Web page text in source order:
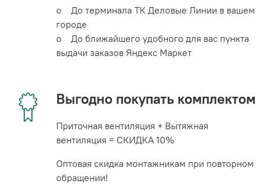
o До терминала ТК Деловые Линии в вашем
городе
o До ближайшего удобного для вас пункта
выдачи заказов Яндекс Маркет
Выгодно покупать комплектом
Приточная вентиляция + Вытяжная
вентиляция = СКИДКА 10%
Оптовая скидка монтажникам при повторном
обращении!